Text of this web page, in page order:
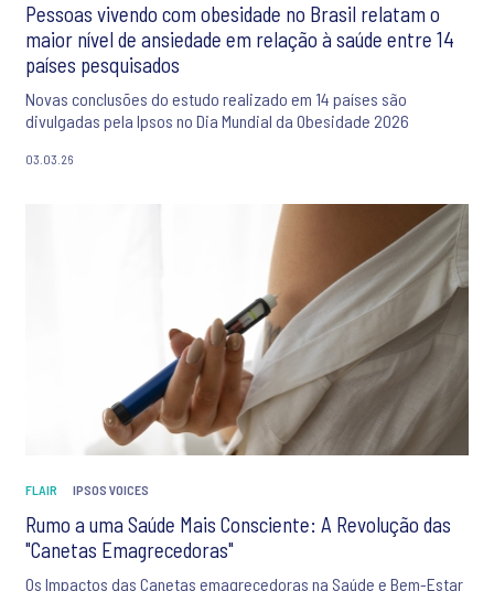
Pessoas vivendo com obesidade no Brasil relatam o
maior nível de ansiedade em relação à saúde entre 14
países pesquisados
Novas conclusões do estudo realizado em 14 países são
divulgadas pela Ipsos no Dia Mundial da Obesidade 2026
03.03.26
FLAIR IPSOS VOICES
Rumo a uma Saúde Mais Consciente: A Revolução das
"Canetas Emagrecedoras"
Os Impactos das Canetas emagrecedoras na Saúde e Bem-Estar